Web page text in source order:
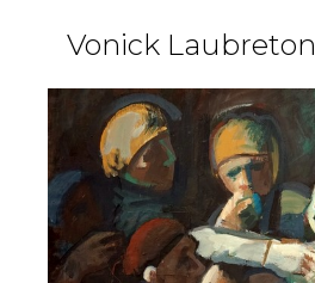
Vonick Laubreton